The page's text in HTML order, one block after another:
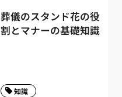
葬儀のスタンド花の役
割とマナーの基礎知識
知識